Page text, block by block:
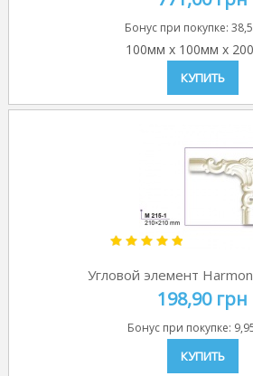
Бонус при покупке:
100мм x 100мм x
КУПИТЬ
Угловой элемент
198,90 грн
Бонус при покупке:
КУПИТЬ